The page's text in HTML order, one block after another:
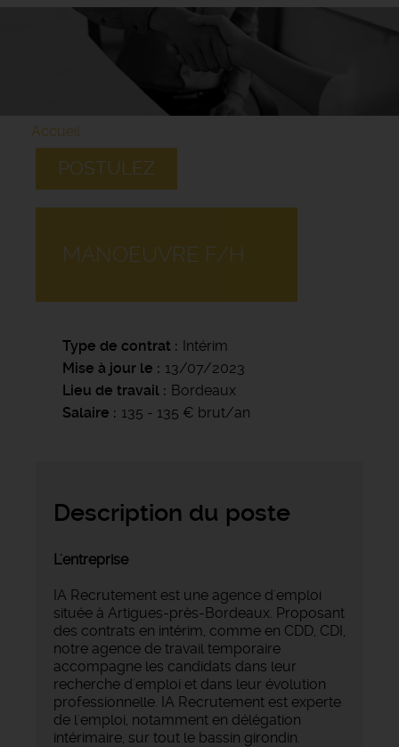
Accueil
POSTULEZ
MANOEUVRE F/H
Type de contrat
Intérim
Mise à jour le
13/07/2023
Lieu de travail
Bordeaux
Salaire
135 - 135 € brut/an
Description du poste
L'entreprise
IA Recrutement est une agence d'emploi
située à Artigues-près-Bordeaux. Proposant
des contrats en intérim, comme en CDD, CDI,
notre agence de travail temporaire
accompagne les candidats dans leur
recherche d'emploi et dans leur évolution
professionnelle. IA Recrutement est experte
de l'emploi, notamment en délégation
intérimaire, sur tout le bassin girondin.